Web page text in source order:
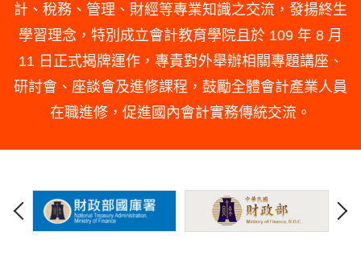
計、稅務、管理、財經等專業知識之交流，發揚終生
學習理念，特別成立會計教育學院且於 109 年 8 月
11 日正式揭牌運作，專責對外舉辦相關專題講座、
研討會、座談會及進修課程，鼓勵全體會計產業人員
在職進修，促進國內會計實務傳統交流。